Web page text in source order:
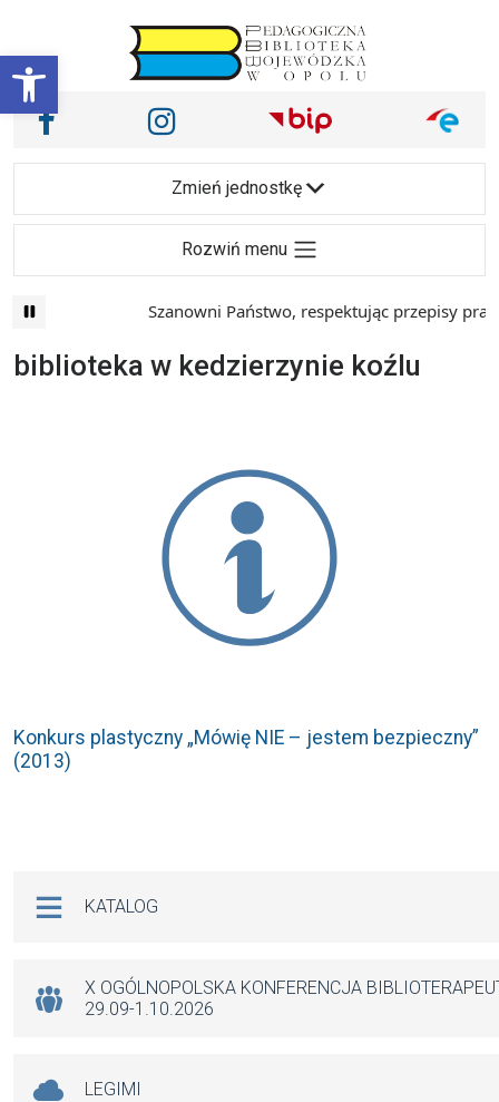
Otwórz pasek narzędzi
Main Navigation
Nasze media społecznościowe i inne
Facebook Instagram
Zmień jednostkę
Rozwiń menu
Szanowni Państwo, respektując przepisy
biblioteka w kedzierzynie koźlu
Konkurs plastyczny „Mówię NIE – jestem bezpieczny”
(2013)
KATALOG
X OGÓLNOPOLSKA KONFERENCJA
29.09-1.10.2026
LEGIMI